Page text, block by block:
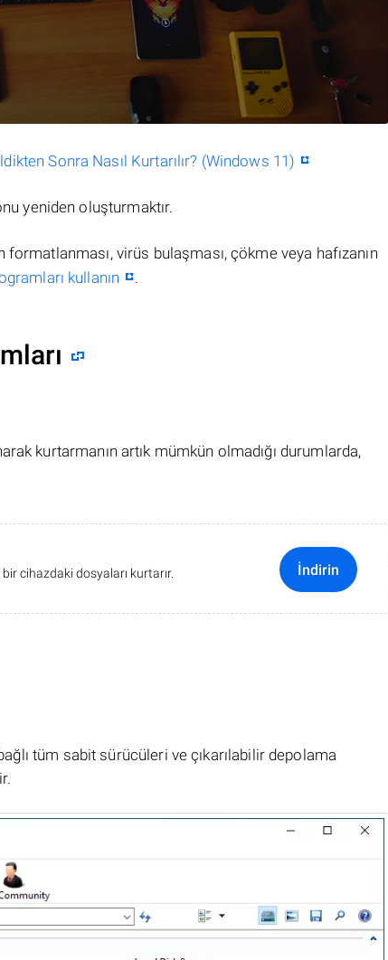
Sonra Nasıl Kurtarılır? (Windows 11)
yeniden oluşturmaktır.
formatlanması, virüs bulaşması, çökme veya hafızanın
kullanın .
kurtarmanın artık mümkün olmadığı durumlarda,
cihazdaki dosyaları kurtarır. İndirin
tüm sabit sürücüleri ve çıkarılabilir depolama